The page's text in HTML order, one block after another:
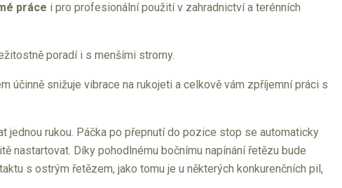
práce i pro profesionální použití v zahradnictví a terénních
poradí i s menšími stromy.
účinně snižuje vibrace na rukojeti a celkově vám zpříjemní práci s
jednou rukou. Páčka po přepnutí do pozice stop se automaticky
nastartovat. Díky pohodlnému bočnímu napínání řetězu bude
s ostrým řetězem, jako tomu je u některých konkurenčních pil,